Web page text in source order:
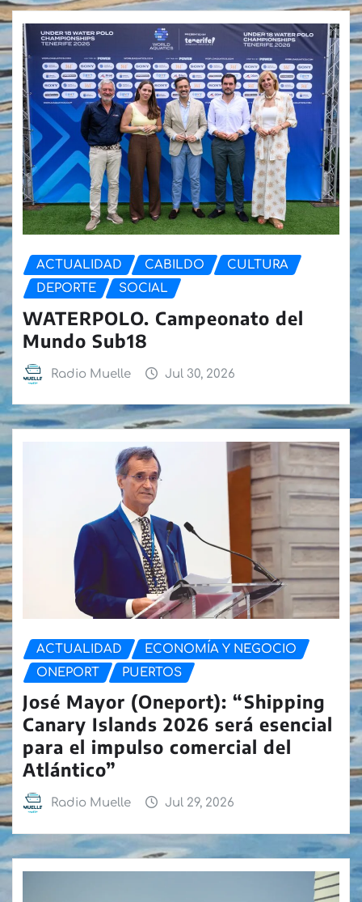
ACTUALIDAD CABILDO
CULTURA
DEPORTE
SOCIAL
WATERPOLO. Campeonato del
Mundo Sub18
Radio Muelle Jul 30, 2026
ACTUALIDAD
ECONOMÍA Y NEGOCIO
ONEPORT
PUERTOS
José Mayor (Oneport): “Shipping
Canary Islands 2026 será esencial
para el impulso comercial del
Atlántico”
Radio Muelle Jul 29, 2026